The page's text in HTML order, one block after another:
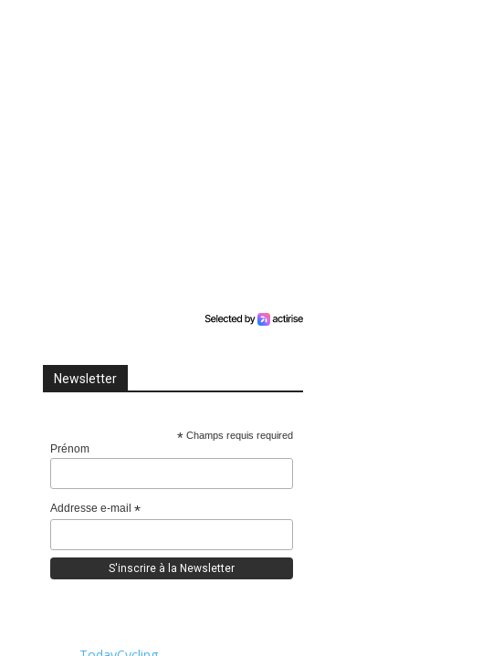
Newsletter
*Champs requis required
Prénom
Addresse e-mail*